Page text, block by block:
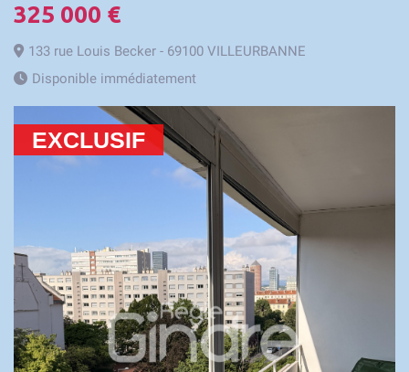
325 000 €
133 rue Louis Becker - 69100 VILLEURBANNE
Disponible immédiatement
EXCLUSIF